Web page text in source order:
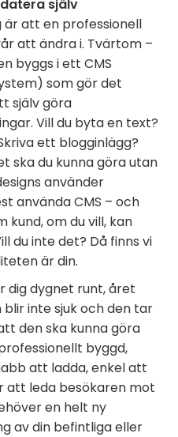
själv
är att en professionell
att ändra i. Tvärtom –
byggs i ett CMS
som gör det
själv göra
Vill du byta en text?
ett blogginlägg?
ska du kunna göra utan
använder
använda CMS – och
kund, om du vill, kan
du inte det? Då finns vi
är din.
dig dygnet runt, året
inte sjuk och den tar
den ska kunna göra
byggd,
att ladda, enkel att
att leda besökaren mot
en helt ny
av din befintliga eller